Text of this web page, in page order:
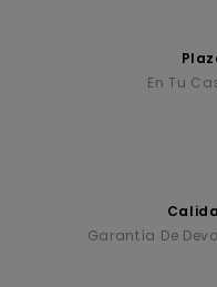
En Tu
Garantía De